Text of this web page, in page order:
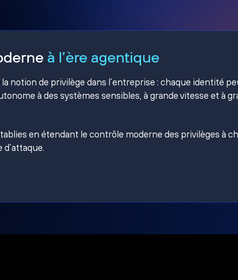
à l’ère agentique
notion de privilège dans l’entreprise : chaque identité
à des systèmes sensibles, à grande vitesse et à
en étendant le contrôle moderne des privilèges à